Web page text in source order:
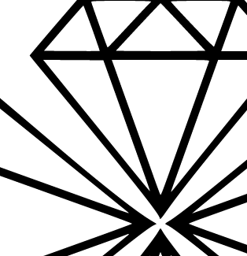
produkcija
aukščiausios kokybės produktus nagams,
nei 3000 produktų visiems Jūsų poreikiams